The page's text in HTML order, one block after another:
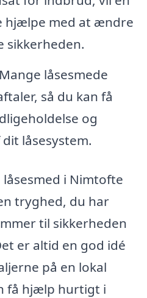
hjælpe med at ændre
sikkerheden.
Mange låsesmede
så du kan få
og
låsesystem.
i Nimtofte
tryghed, du har
til sikkerheden
er altid en god idé
på en lokal
få hjælp hurtigt i